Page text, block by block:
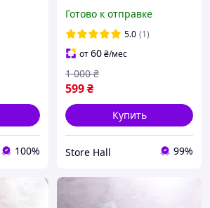
100%
Готово к отправке
5.0 (1)
от60₴/мес
599₴
1 000 ₴
Купить
Store Hall 99%